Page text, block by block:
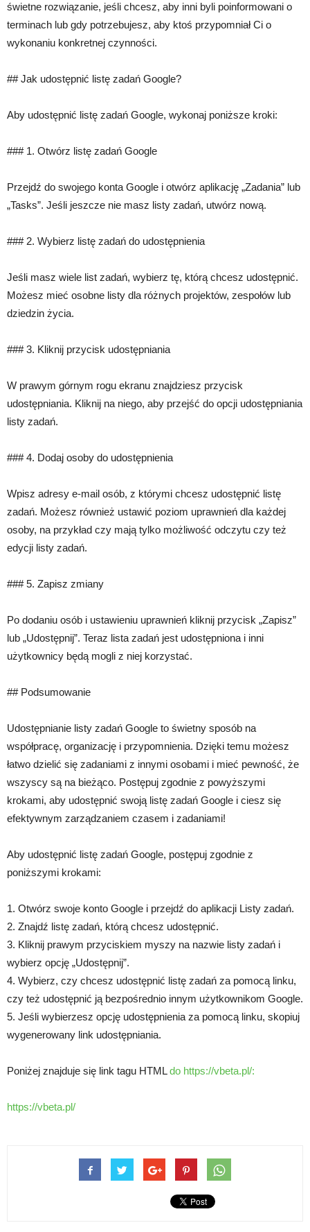
świetne rozwiązanie, jeśli chcesz, aby inni byli poinformowani o
terminach lub gdy potrzebujesz, aby ktoś przypomniał Ci o
wykonaniu konkretnej czynności.
## Jak udostępnić listę zadań Google?
Aby udostępnić listę zadań Google, wykonaj poniższe kroki:
### 1. Otwórz listę zadań Google
Przejdź do swojego konta Google i otwórz aplikację „Zadania” lub
„Tasks”. Jeśli jeszcze nie masz listy zadań, utwórz nową.
### 2. Wybierz listę zadań do udostępnienia
Jeśli masz wiele list zadań, wybierz tę, którą chcesz udostępnić.
Możesz mieć osobne listy dla różnych projektów, zespołów lub
dziedzin życia.
### 3. Kliknij przycisk udostępniania
W prawym górnym rogu ekranu znajdziesz przycisk
udostępniania. Kliknij na niego, aby przejść do opcji udostępniania
listy zadań.
### 4. Dodaj osoby do udostępnienia
Wpisz adresy e-mail osób, z którymi chcesz udostępnić listę
zadań. Możesz również ustawić poziom uprawnień dla każdej
osoby, na przykład czy mają tylko możliwość odczytu czy też
edycji listy zadań.
### 5. Zapisz zmiany
Po dodaniu osób i ustawieniu uprawnień kliknij przycisk „Zapisz”
lub „Udostępnij”. Teraz lista zadań jest udostępniona i inni
użytkownicy będą mogli z niej korzystać.
## Podsumowanie
Udostępnianie listy zadań Google to świetny sposób na
współpracę, organizację i przypomnienia. Dzięki temu możesz
łatwo dzielić się zadaniami z innymi osobami i mieć pewność, że
wszyscy są na bieżąco. Postępuj zgodnie z powyższymi
krokami, aby udostępnić swoją listę zadań Google i ciesz się
efektywnym zarządzaniem czasem i zadaniami!
Aby udostępnić listę zadań Google, postępuj zgodnie z
poniższymi krokami:
1. Otwórz swoje konto Google i przejdź do aplikacji Listy zadań.
2. Znajdź listę zadań, którą chcesz udostępnić.
3. Kliknij prawym przyciskiem myszy na nazwie listy zadań i
wybierz opcję „Udostępnij”.
4. Wybierz, czy chcesz udostępnić listę zadań za pomocą linku,
czy też udostępnić ją bezpośrednio innym użytkownikom Google.
5. Jeśli wybierzesz opcję udostępnienia za pomocą linku, skopiuj
wygenerowany link udostępniania.
Poniżej znajduje się link tagu HTMLdo https://vbeta.pl/:
https://vbeta.pl/